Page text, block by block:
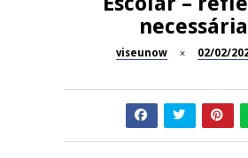
Dia do Foral em São João da
Pesqueira
Summer Fusion em
Sernancelhe
REPORTAGENS
Festas do Concelho de Penalva
MANGUALDE
viseunow 02/02/